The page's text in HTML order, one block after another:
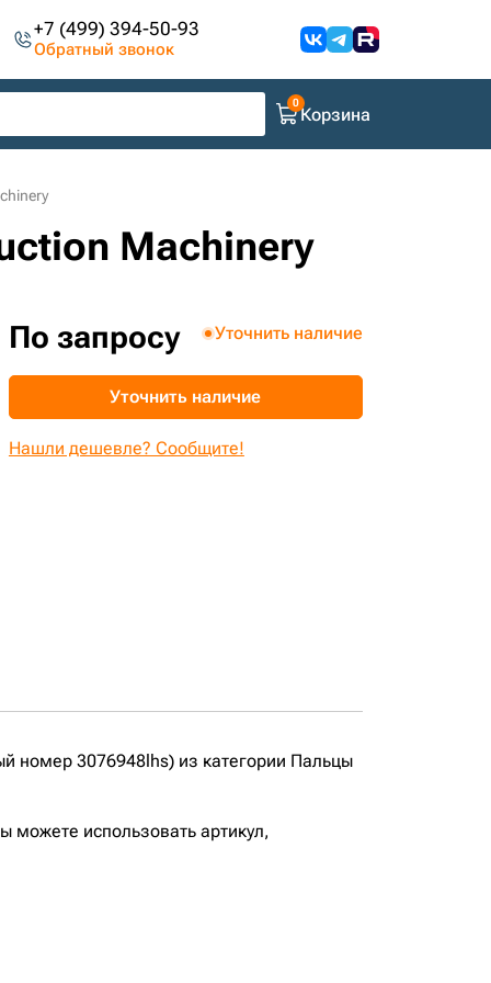
+7 (499) 394-50-93
Обратный звонок
Корзина
Machinery
По запросу Уточнить наличие
Уточнить наличие
Нашли дешевле? Сообщите!
номер 3076948lhs) из категории Пальцы
можете использовать артикул,